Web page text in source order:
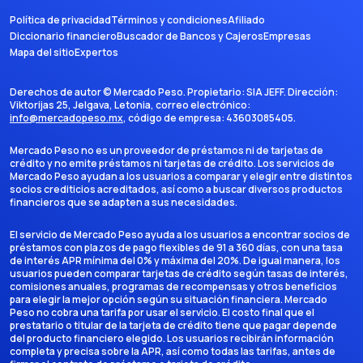
Política de privacidadTérminos y condicionesAfiliado
Diccionario financieroBuscador de Bancos y CajerosEmpresas
Mapa del sitioExpertos
Derechos de autor ©Mercado Peso. Propietario:SIA JEFF. Dirección:
Viktorijas 25, Jelgava, Letonia, correo electrónico:
info@mercadopeso.mx, código de empresa: 43603085405.
Mercado Peso no es un proveedor de préstamos ni de tarjetas de
crédito y no emite préstamos ni tarjetas de crédito. Los servicios de
Mercado Peso ayudan a los usuarios a comparar y elegir entre distintos
socios crediticios acreditados, así como a buscar diversos productos
financieros que se adapten a sus necesidades.
El servicio de Mercado Peso ayuda a los usuarios a encontrar socios de
préstamos con plazos de pago flexibles de 91 a 360 días, con una tasa
de interés APR mínima del 0% y máxima del 20%. De igual manera, los
usuarios pueden comparar tarjetas de crédito según tasas de interés,
comisiones anuales, programas de recompensas y otros beneficios
para elegir la mejor opción según su situación financiera. Mercado
Peso no cobra una tarifa por usar el servicio. El costo final que el
prestatario o titular de la tarjeta de crédito tiene que pagar depende
del producto financiero elegido. Los usuarios recibirán información
completa y precisa sobre la APR, así como todas las tarifas, antes de